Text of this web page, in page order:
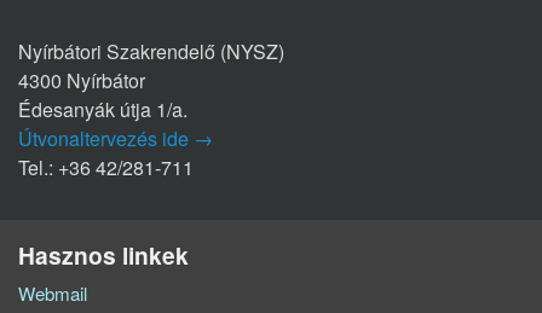
Nyírbátori Szakrendelő (NYSZ)
4300 Nyírbátor
Édesanyák útja 1/a.
Útvonaltervezés ide →
Tel.: +36 42/281-711
Hasznos linkek
Webmail